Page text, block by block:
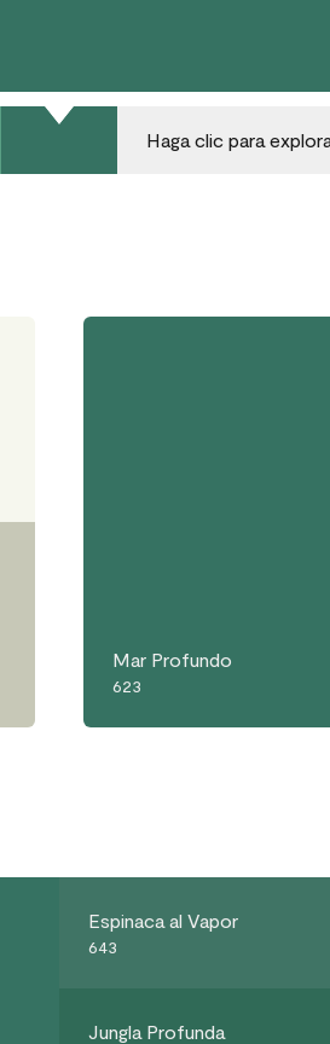
Haga clic para
Mar Profundo
623
Espinaca al Vapor
643
Jungla Profunda